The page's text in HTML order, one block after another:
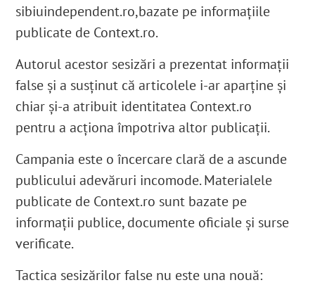
sibiuindependent.ro,bazate pe informațiile
publicate de Context.ro.
Autorul acestor sesizări a prezentat informații
false și a susținut că articolele i-ar aparține și
chiar și-a atribuit identitatea Context.ro
pentru a acționa împotriva altor publicații.
Campania este o încercare clară de a ascunde
publicului adevăruri incomode. Materialele
publicate de Context.ro sunt bazate pe
informații publice, documente oficiale și surse
verificate.
Tactica sesizărilor false nu este una nouă: